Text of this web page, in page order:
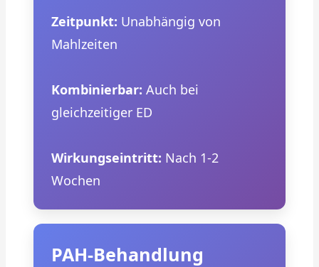
Zeitpunkt: Unabhängig von
Mahlzeiten
Kombinierbar: Auch bei
gleichzeitiger ED
Wirkungseintritt: Nach 1-2
Wochen
PAH-Behandlung